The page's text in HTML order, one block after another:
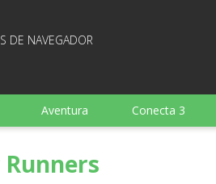
DE NAVEGADOR
Aventura Conecta 3
Juegos de mesa
Runners